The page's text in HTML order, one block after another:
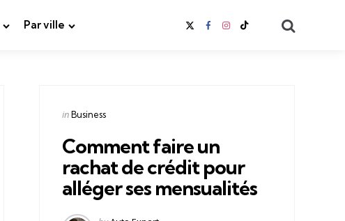
Par ville
Categories
Posted
in Business
Comment faire un
rachat de crédit pour
alléger ses mensualités